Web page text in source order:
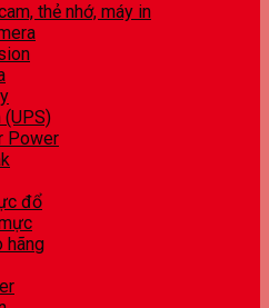
thẻ nhớ, máy in
(UPS)
Power
đổ
hãng